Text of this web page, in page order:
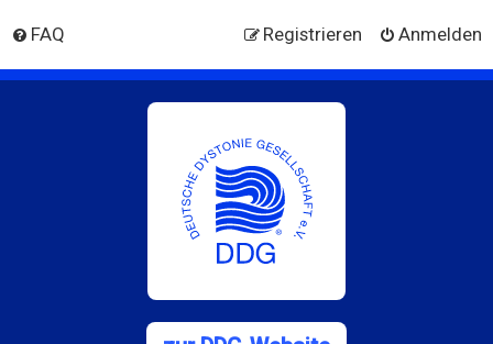
FAQ Anmelden
Registrieren